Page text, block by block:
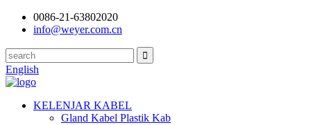
0086-21-63802020
info@weyer.com.cn
English
KELENJAR KABEL
Gland Kabel Plastik Kab